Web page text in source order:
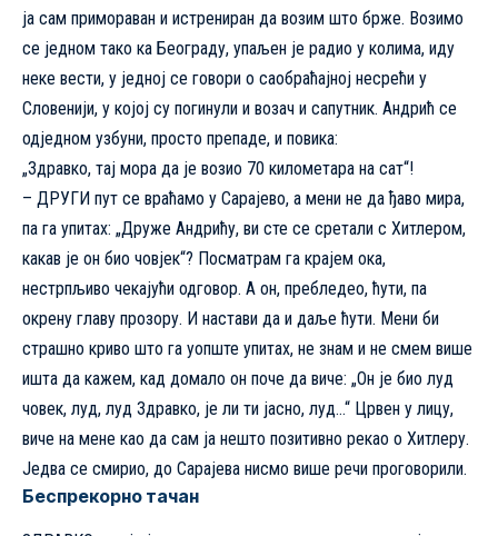
ја сам примораван и истрениран да возим што брже. Возимо
се једном тако ка Београду, упаљен је радио у колима, иду
неке вести, у једној се говори о саобраћајној несрећи у
Словенији, у којој су погинули и возач и сапутник. Андрић се
одједном узбуни, просто препаде, и повика:
„Здравко, тај мора да је возио 70 километара на сат“!
– ДРУГИ пут се враћамо у Сарајево, а мени не да ђаво мира,
па га упитах: „Друже Андрићу, ви сте се сретали с Хитлером,
какав је он био човјек“? Посматрам га крајем ока,
нестрпљиво чекајући одговор. А он, пребледео, ћути, па
окрену главу прозору. И настави да и даље ћути. Мени би
страшно криво што га уопште упитах, не знам и не смем више
ишта да кажем, кад домало он поче да виче: „Он је био луд
човек, луд, луд Здравко, је ли ти јасно, луд…“ Црвен у лицу,
виче на мене као да сам ја нешто позитивно рекао о Хитлеру.
Једва се смирио, до Сарајева нисмо више речи проговорили.
Беспрекорно тачан